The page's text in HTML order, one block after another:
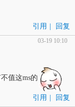
引用 | 回复
03-19 10:10
值这ms的
引用 | 回复